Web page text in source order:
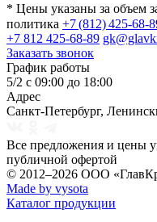
* Цены указаны за объем
политика +7 (812) 425-68-
+7 812 425-68-89
Заказать звонок
График работы
5/2 с 09:00 до 18:00
Адрес
Санкт-Петербург,
Все предложения и цены
публичной офертой
© 2012–2026 ООО
Made by vysota
Каталог продукции